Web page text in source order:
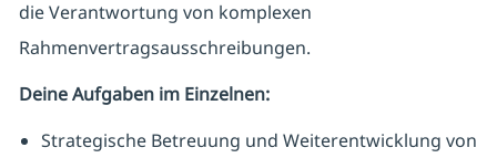
die Verantwortung von komplexen
Rahmenvertragsausschreibungen.
Deine Aufgaben im Einzelnen:
Strategische Betreuung und Weiterentwicklung von